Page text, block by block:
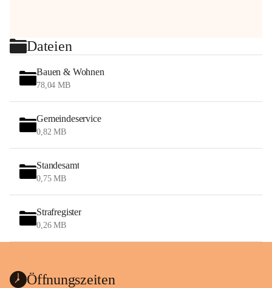
Dateien
Bauen & Wohnen
78,04 MB
Gemeindeservice
0,82 MB
Standesamt
0,75 MB
Strafregister
0,26 MB
Öffnungszeiten